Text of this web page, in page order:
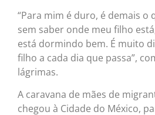
“Para mim é duro, é demais o
sem saber onde meu filho
está dormindo bem. É muito
filho a cada dia que passa”,
lágrimas.
A caravana de mães de
chegou à Cidade do México,